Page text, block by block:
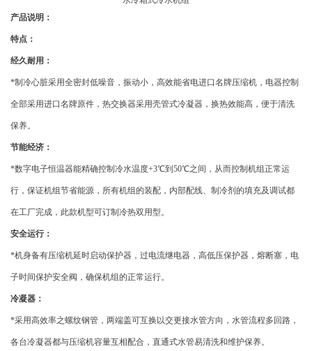
产品说明：
特点：
经久耐用：
*制冷心脏采用全密封低噪音，振动小，高效能省电进口名牌压缩机，电器控制
全部采用进口名牌原件，热交换器采用壳管式冷凝器，换热效能高，便于清洗
保养。
节能经济：
*数字电子恒温器能精确控制冷水温度+3℃到50℃之间，从而控制机组正常运
行，保证机组节省能源，所有机组的装配，内部配线、制冷剂的填充及调试都
在工厂完成，此款机型可订制冷热双用型。
安全运行：
*机身备有压缩机延时启动保护器，过电流继电器，高低压保护器，熔断塞，电
子时间保护安全阀，确保机组的正常运行。
冷凝器：
*采用高效率之螺纹钢管，两端盖可互换以交更接水管方向，水管流程多回路，
各台冷凝器都与压缩机容量互相配合，直通式水管易清洗和维护保养。